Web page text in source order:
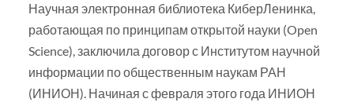
Научная электронная библиотека КиберЛенинка,
работающая по принципам открытой науки (Open
Science), заключила договор с Институтом научной
информации по общественным наукам РАН
(ИНИОН). Начиная с февраля этого года ИНИОН